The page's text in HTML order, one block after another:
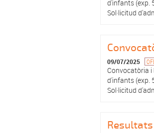
d'infants (exp.
Sol·licitud
09/07/2025
Convocatòria i
d'infants (exp.
Sol·licitud